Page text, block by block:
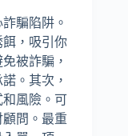
騙陷阱。
，吸引你
被詐騙，
。其次，
風險。可
問。最重